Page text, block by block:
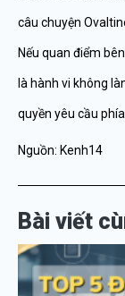
câu chuyện
Nếu quan điểm
là hành vi không
quyền yêu cầu
Nguồn: Kenh14
Bài viết